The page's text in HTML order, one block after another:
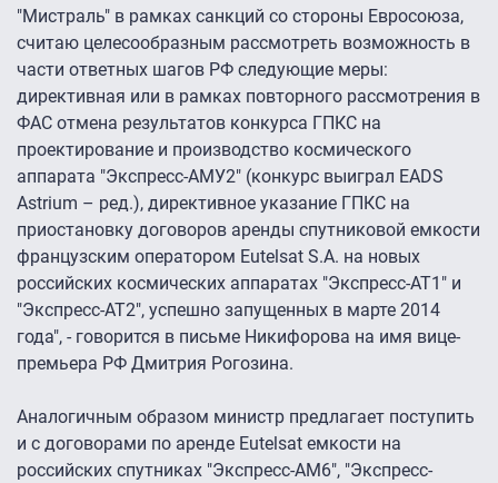
"Мистраль" в рамках санкций со стороны Евросоюза,
считаю целесообразным рассмотреть возможность в
части ответных шагов РФ следующие меры:
директивная или в рамках повторного рассмотрения в
ФАС отмена результатов конкурса ГПКС на
проектирование и производство космического
аппарата "Экспресс-АМУ2" (конкурс выиграл EADS
Astrium – ред.), директивное указание ГПКС на
приостановку договоров аренды спутниковой емкости
французским оператором Eutelsat S.A. на новых
российских космических аппаратах "Экспресс-АТ1" и
"Экспресс-АТ2", успешно запущенных в марте 2014
года", - говорится в письме Никифорова на имя вице-
премьера РФ Дмитрия Рогозина.
Аналогичным образом министр предлагает поступить
и с договорами по аренде Eutelsat емкости на
российских спутниках "Экспресс-АМ6", "Экспресс-